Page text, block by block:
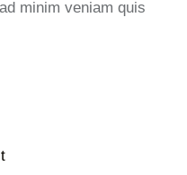
minim veniam quis